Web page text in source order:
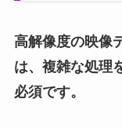
高解像度の映像
は、複雑な処理
必須です。